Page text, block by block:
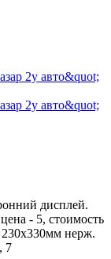
дисплей.
- 5, стоимость
нерж.
7